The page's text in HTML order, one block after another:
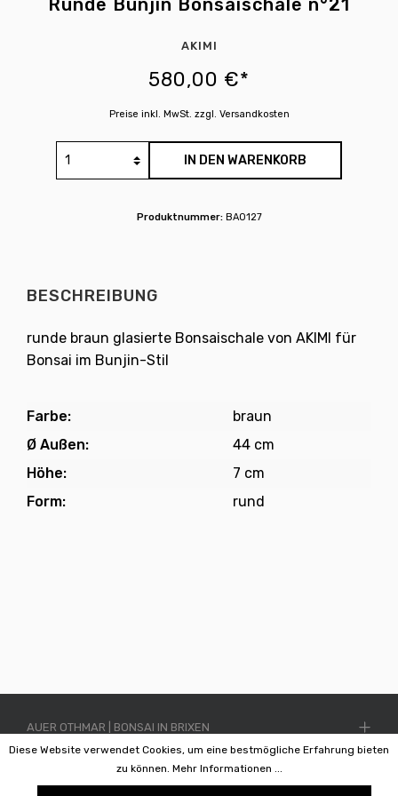
Runde Bunjin Bonsaischale n°21
AKIMI
580,00 €*
Preise inkl. MwSt. zzgl. Versandkosten
IN DEN WARENKORB
Produktnummer: BA0127
BESCHREIBUNG
runde braun glasierte Bonsaischale von AKIMI für
Bonsai im Bunjin-Stil
Farbe:
braun
Ø Außen:
44 cm
Höhe:
7 cm
Form:
rund
AUER OTHMAR | BONSAI IN BRIXEN
Diese Website verwendet Cookies, um eine bestmögliche Erfahrung bieten
zu können. Mehr Informationen ...